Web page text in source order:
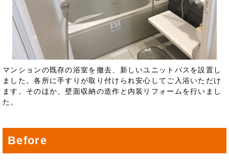
マンションの既存の浴室を撤去、新しいユニットバスを設置し
ました。各所に手すりが取り付けられ安心してご入浴いただけ
ます。そのほか、壁面収納の造作と内装リフォームを行いまし
た。
Before